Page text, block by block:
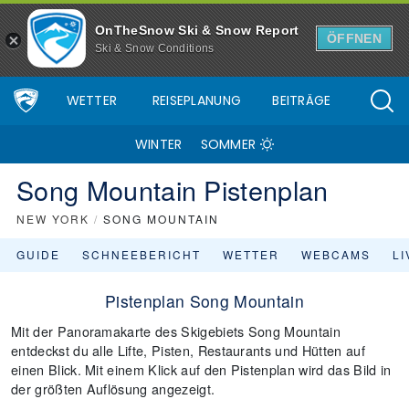
OnTheSnow Ski & Snow Report
Ski & Snow Conditions
ÖFFNEN
WETTER REISEPLANUNG BEITRÄGE
WINTER SOMMER
Song Mountain Pistenplan
NEW YORK / SONG MOUNTAIN
GUIDE SCHNEEBERICHT WETTER WEBCAMS
Pistenplan Song Mountain
Mit der Panoramakarte des Skigebiets Song Mountain
entdeckst du alle Lifte, Pisten, Restaurants und Hütten auf
einen Blick. Mit einem Klick auf den Pistenplan wird das Bild in
der größten Auflösung angezeigt.